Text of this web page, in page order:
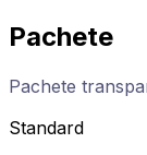
Pachete
Pachete
Standard